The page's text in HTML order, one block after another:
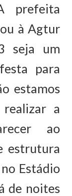
prefeita
à Agtur
seja um
para
estamos
a
ao
estrutura
Estádio
de noites